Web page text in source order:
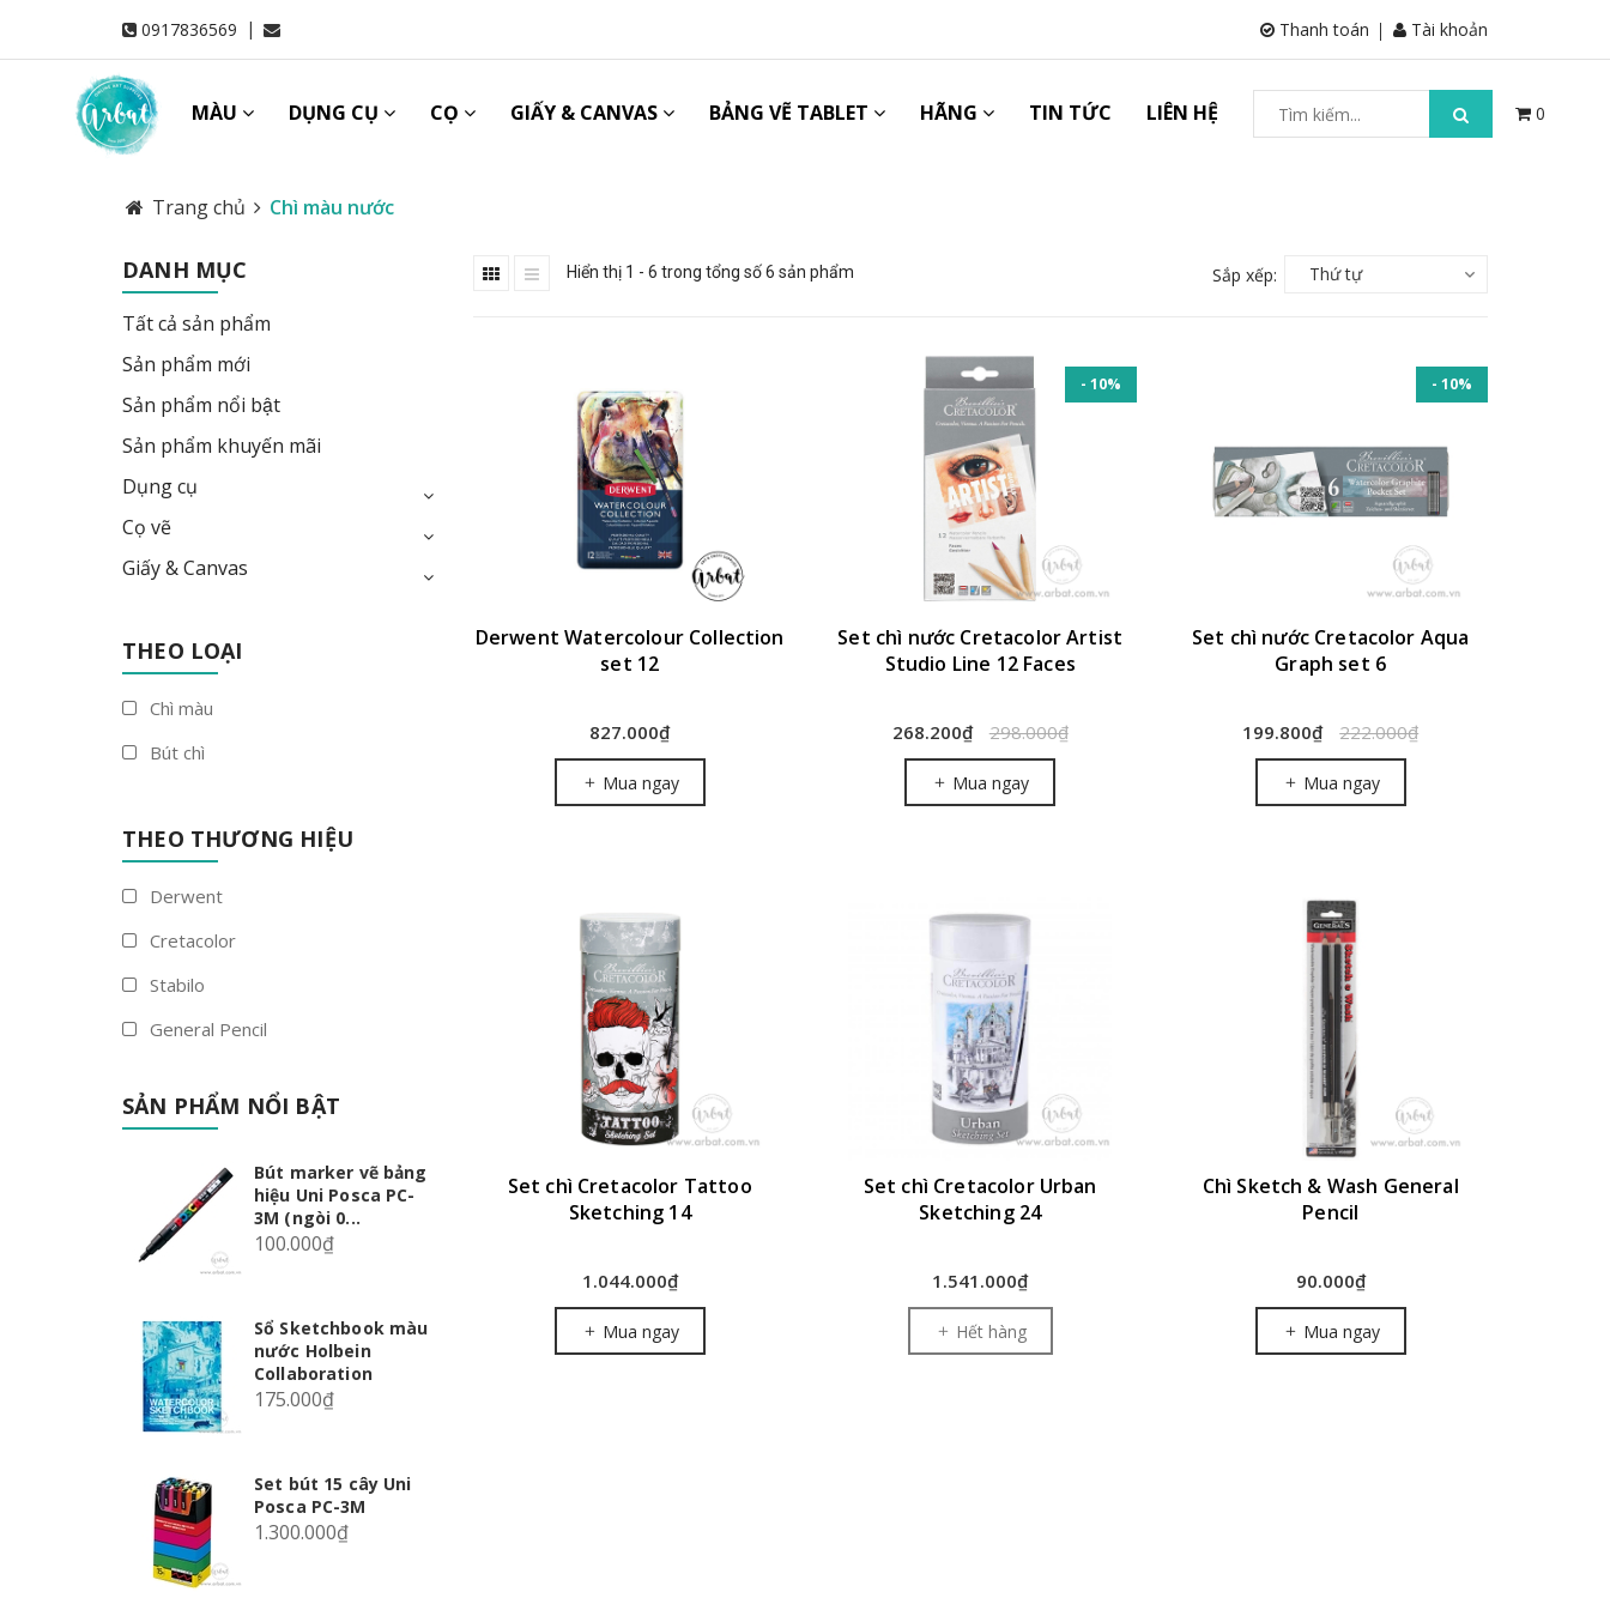
0917836569 | Tài khoản
Thanh toán
MÀU DỤNG CỤ CỌ GIẤY & CANVAS BẢNG VẼ TABLET HÃNG TIN TỨC LIÊN HỆ 0
Trang chủ Chì màu nước
Hiển thị 1 - 6 trong tổng số 6 sản phẩm Sắp xếp: Thứ tự
Derwent Watercolour Collection
set 12
827.000₫
Mua ngay
- 10%
Set chì nước Cretacolor Artist
Studio Line 12 Faces
268.200₫ 298.000₫
Mua ngay
- 10%
Set chì nước Cretacolor Aqua
Graph set 6
199.800₫ 222.000₫
Mua ngay
Set chì Cretacolor Tattoo
Sketching 14
1.044.000₫
Mua ngay
Set chì Cretacolor Urban
Sketching 24
1.541.000₫
Hết hàng
Chì Sketch & Wash General
Pencil
90.000₫
Mua ngay
DANH MỤC
Tất cả sản phẩm
Sản phẩm mới
Sản phẩm nổi bật
Sản phẩm khuyến mãi
Dụng cụ
Cọ vẽ
Giấy & Canvas
THEO LOẠI
Chì màu
Bút chì
THEO THƯƠNG HIỆU
Derwent
Cretacolor
Stabilo
General Pencil
SẢN PHẨM NỔI BẬT
Bút marker vẽ bảng
hiệu Uni Posca PC-
3M (ngòi 0...
100.000₫
Sổ Sketchbook màu
nước Holbein
Collaboration
175.000₫
Set bút 15 cây Uni
Posca PC-3M
1.300.000₫